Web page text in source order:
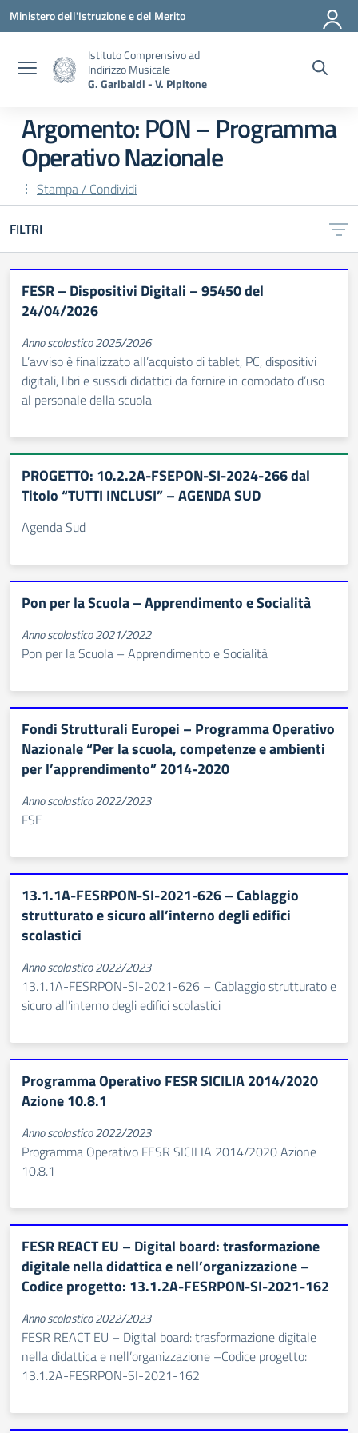
Vai ai contenuti
Vai al menu di navigazione
Vai al footer
Ministero dell'Istruzione e del Merito
Istituto Comprensivo ad
Indirizzo Musicale
G. Garibaldi - V. Pipitone
Argomento: PON – Programma
Operativo Nazionale
Stampa / Condividi
FILTRI
FESR – Dispositivi Digitali – 95450 del
24/04/2026
Anno scolastico 2025/2026
L’avviso è finalizzato all’acquisto di tablet, PC, dispositivi
digitali, libri e sussidi didattici da fornire in comodato d’uso
al personale della scuola
PROGETTO: 10.2.2A-FSEPON-SI-2024-266 dal
Titolo “TUTTI INCLUSI” – AGENDA SUD
Agenda Sud
Pon per la Scuola – Apprendimento e Socialità
Anno scolastico 2021/2022
Pon per la Scuola – Apprendimento e Socialità
Fondi Strutturali Europei – Programma Operativo
Nazionale “Per la scuola, competenze e ambienti
per l’apprendimento” 2014-2020
Anno scolastico 2022/2023
FSE
13.1.1A-FESRPON-SI-2021-626 – Cablaggio
strutturato e sicuro all’interno degli edifici
scolastici
Anno scolastico 2022/2023
13.1.1A-FESRPON-SI-2021-626 – Cablaggio strutturato e
sicuro all’interno degli edifici scolastici
Programma Operativo FESR SICILIA 2014/2020
Azione 10.8.1
Anno scolastico 2022/2023
Programma Operativo FESR SICILIA 2014/2020 Azione
10.8.1
FESR REACT EU – Digital board: trasformazione
digitale nella didattica e nell’organizzazione –
Codice progetto: 13.1.2A-FESRPON-SI-2021-162
Anno scolastico 2022/2023
FESR REACT EU – Digital board: trasformazione digitale
nella didattica e nell’organizzazione –Codice progetto:
13.1.2A-FESRPON-SI-2021-162